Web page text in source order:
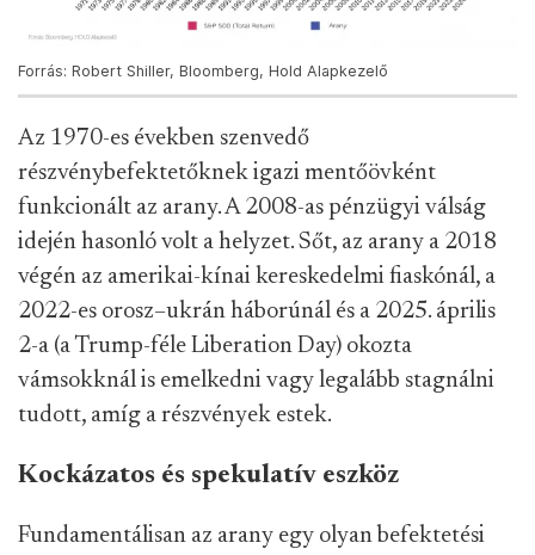
Forrás: Robert Shiller, Bloomberg, Hold Alapkezelő
Az 1970-es években szenvedő
részvénybefektetőknek igazi mentőövként
funkcionált az arany. A 2008-as pénzügyi válság
idején hasonló volt a helyzet. Sőt, az arany a 2018
végén az amerikai-kínai kereskedelmi fiaskónál, a
2022-es orosz–ukrán háborúnál és a 2025. április
2-a (a Trump-féle Liberation Day) okozta
vámsokknál is emelkedni vagy legalább stagnálni
tudott, amíg a részvények estek.
Kockázatos és spekulatív eszköz
Fundamentálisan az arany egy olyan befektetési